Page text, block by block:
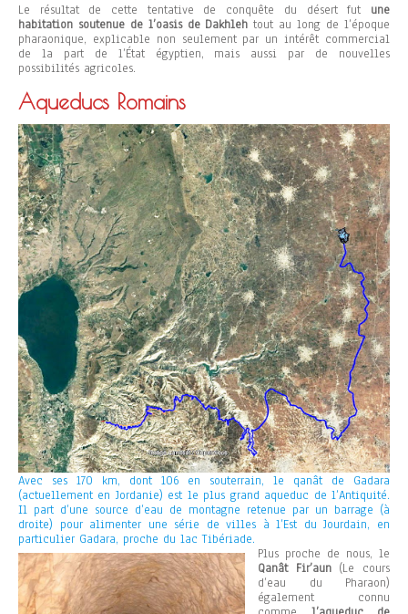
Le résultat de cette tentative de conquête du désert fut une
habitation soutenue de l’oasis de Dakhleh tout au long de l’époque
pharaonique, explicable non seulement par un intérêt commercial
de la part de l’État égyptien, mais aussi par de nouvelles
possibilités agricoles.
Aqueducs Romains
Avec ses 170 km, dont 106 en souterrain, le qanât de Gadara
(actuellement en Jordanie) est le plus grand aqueduc de l’Antiquité.
Il part d’une source d’eau de montagne retenue par un barrage (à
droite) pour alimenter une série de villes à l’Est du Jourdain, en
particulier Gadara, proche du lac Tibériade.
Plus proche de nous, le
Qanât Fir’aun(Le cours
d’eau du Pharaon)
également connu